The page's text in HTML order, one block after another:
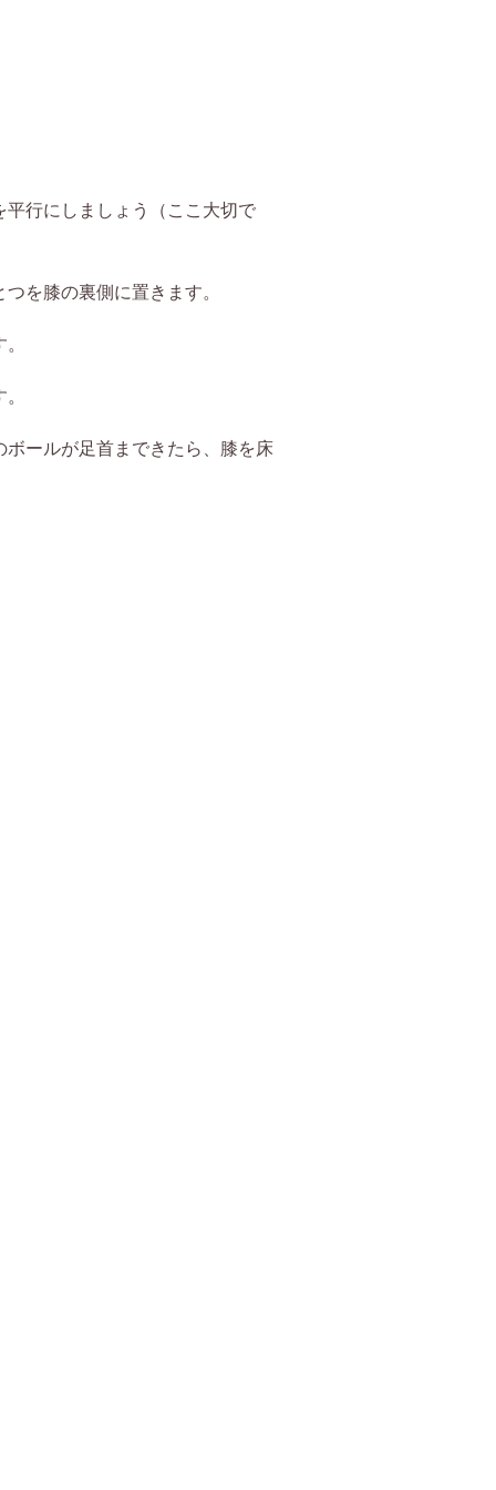
行にしましょう（ここ大切で
を膝の裏側に置きます。
ールが足首まできたら、膝を床